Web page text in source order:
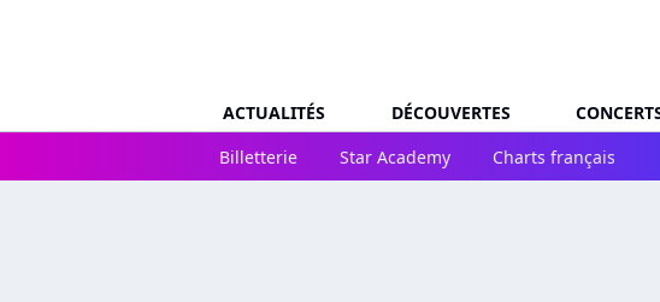
ACTUALITÉS DÉCOUVERTES
Billetterie
Star Academy Charts français